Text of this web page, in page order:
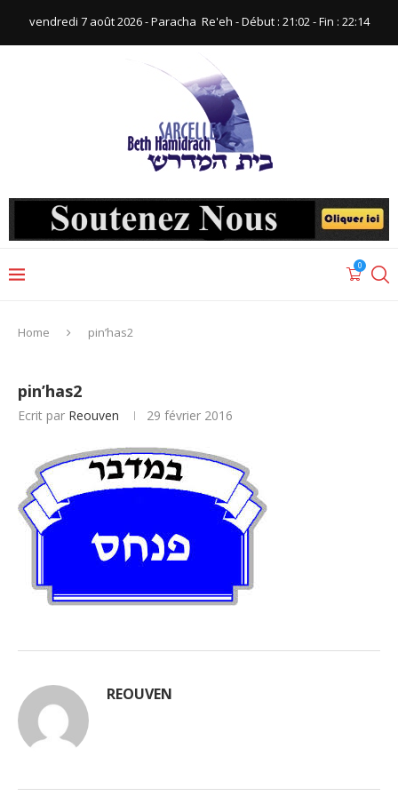
vendredi 7 août 2026 - Paracha ‪ Re'eh‬ - Début : 21:02‬ - Fin : ‪22:14‬
0
Home pin’has2
pin’has2
Ecrit par Reouven 29 février 2016
REOUVEN